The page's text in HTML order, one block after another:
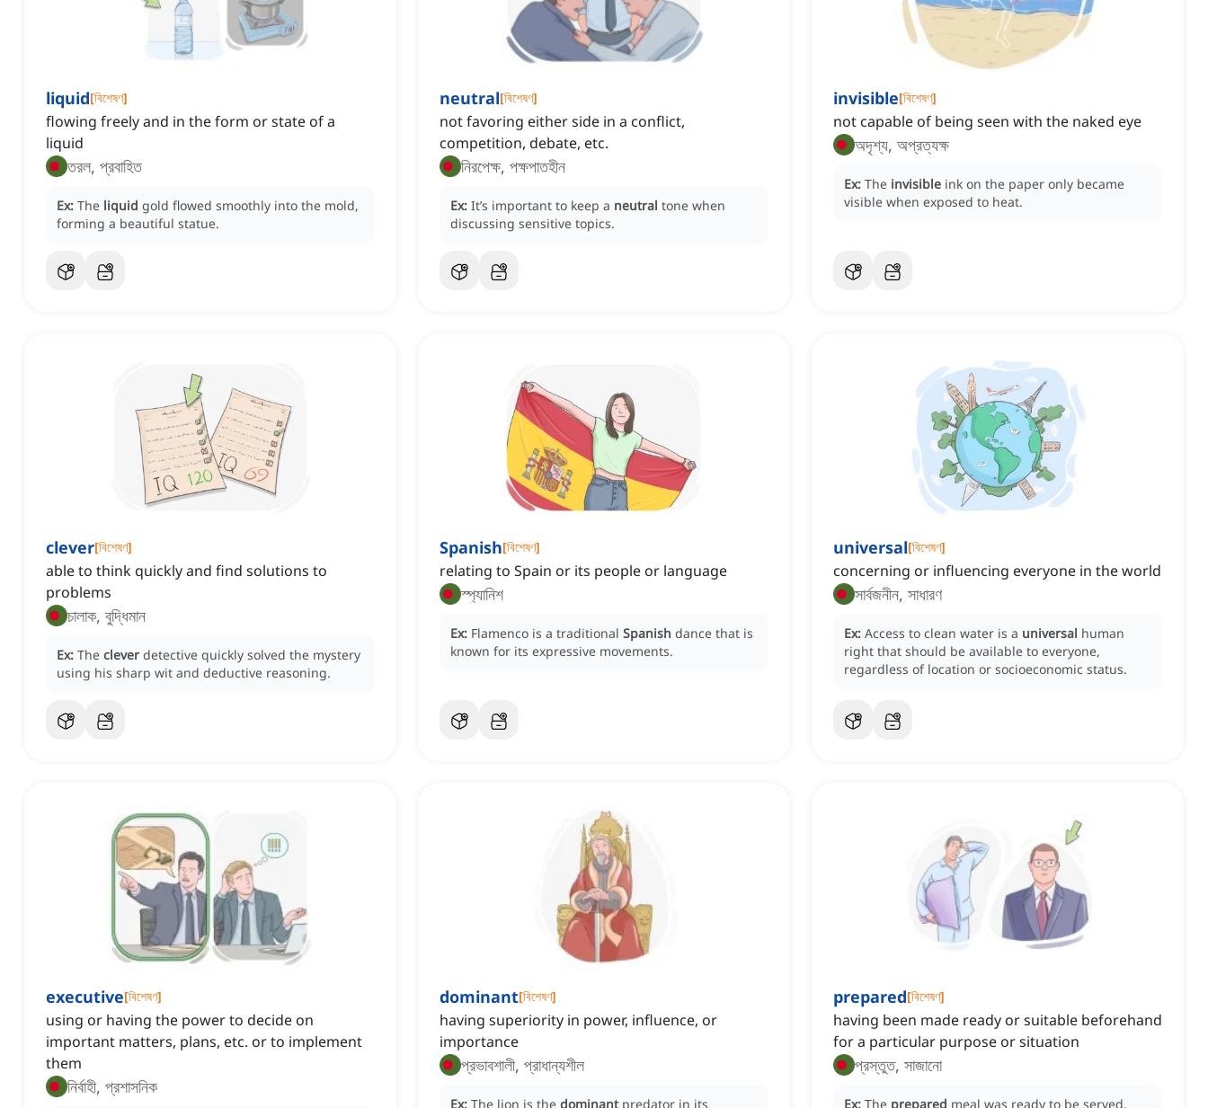
liquid[বিশেষণ]
flowing freely and in the form or state of a
liquid
তরল, প্রবাহিত
Ex: The liquid gold flowed smoothly into the mold,
forming a beautiful statue.
neutral[বিশেষণ]
not favoring either side in a conflict,
competition, debate, etc.
নিরপেক্ষ, পক্ষপাতহীন
Ex: It’s important to keep a neutral tone when
discussing sensitive topics.
invisible[বিশেষণ]
not capable of being seen with the naked eye
অদৃশ্য, অপ্রত্যক্ষ
Ex: The invisible ink on the paper only became
visible when exposed to heat.
clever[বিশেষণ]
able to think quickly and find solutions to
problems
চালাক, বুদ্ধিমান
Ex: The clever detective quickly solved the mystery
using his sharp wit and deductive reasoning.
Spanish[বিশেষণ]
relating to Spain or its people or language
স্প্যানিশ
Ex: Flamenco is a traditional Spanish dance that is
known for its expressive movements.
universal[বিশেষণ]
concerning or influencing everyone in the world
সার্বজনীন, সাধারণ
Ex: Access to clean water is a universal human
right that should be available to everyone,
regardless of location or socioeconomic status.
executive[বিশেষণ]
using or having the power to decide on
important matters, plans, etc. or to implement
them
নির্বাহী, প্রশাসনিক
dominant[বিশেষণ]
having superiority in power, influence, or
importance
প্রভাবশালী, প্রাধান্যশীল
Ex: The lion is the dominant predator in its
prepared[বিশেষণ]
having been made ready or suitable beforehand
for a particular purpose or situation
প্রস্তুত, সাজানো
Ex: The prepared meal was ready to be served.